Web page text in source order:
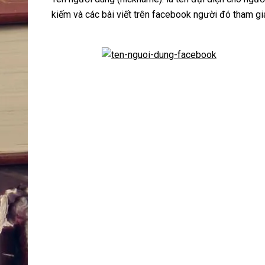
kiếm và các bài viết trên facebook người đó tham